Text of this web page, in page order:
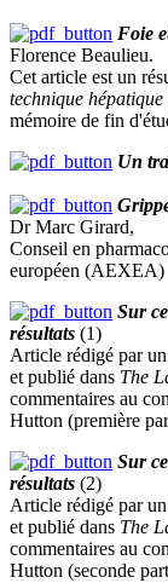
Foie
Florence Beaulieu.
Cet article est un
technique
mémoire de fin
Un
Dr Marc Girard,
Conseil en
européen (AEXEA)
Sur
résultats (1)
Article rédigé par
et publié dans The
commentaires au
Hutton (première
Sur
résultats (2)
Article rédigé par
et publié dans The
commentaires au
Hutton (seconde